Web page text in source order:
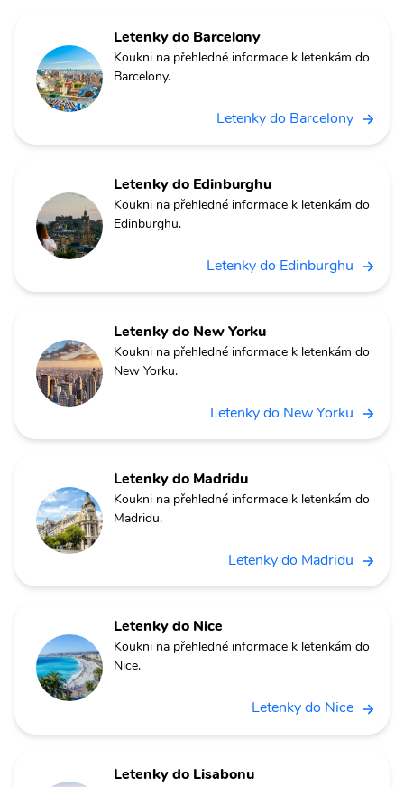
Letenky do Barcelony
Koukni na přehledné informace k letenkám do
Barcelony.
Letenky do Barcelony
Letenky do Edinburghu
Koukni na přehledné informace k letenkám do
Edinburghu.
Letenky do Edinburghu
Letenky do New Yorku
Koukni na přehledné informace k letenkám do
New Yorku.
Letenky do New Yorku
Letenky do Madridu
Koukni na přehledné informace k letenkám do
Madridu.
Letenky do Madridu
Letenky do Nice
Koukni na přehledné informace k letenkám do
Nice.
Letenky do Nice
Letenky do Lisabonu